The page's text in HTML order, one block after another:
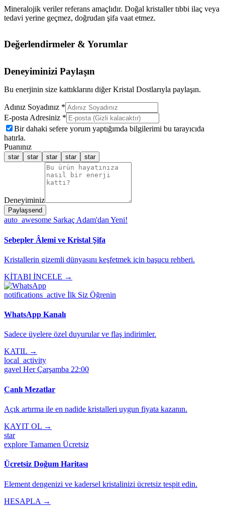
Mineralojik veriler referans amaçlıdır. Doğal kristaller tıbbi ilaç veya
tedavi yerine geçmez, doğrudan şifa vaat etmez.
Değerlendirmeler & Yorumlar
Deneyiminizi Paylaşın
Bu enerjinin size kattıklarını diğer Kristal Dostlarıyla paylaşın.
Adınız Soyadınız *
E-posta Adresiniz *
Bir dahaki sefere yorum yaptığımda bilgilerimi bu tarayıcıda
hatırla.
Puanınız
star star star star star
Deneyiminiz
Paylaşsend
auto_awesome Sarkaç Adam'dan Yeni!
Sebepler Âlemi ve Kristal Şifa
Kristallerin gizemli dünyasını keşfetmek için başucu rehberi.
KİTABI İNCELE →
notifications_active İlk Siz Öğrenin
WhatsApp Kanalı
Sadece üyelere özel duyurular ve flaş indirimler.
KATIL →
local_activity
gavel Her Çarşamba 22:00
Canlı Mezatlar
Açık artırma ile en nadide kristalleri uygun fiyata kazanın.
KAYIT OL →
star
explore Tamamen Ücretsiz
Ücretsiz Doğum Haritası
Element dengenizi ve kadersel kristalinizi ücretsiz tespit edin.
HESAPLA →